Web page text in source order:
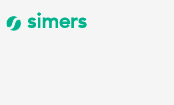
simers